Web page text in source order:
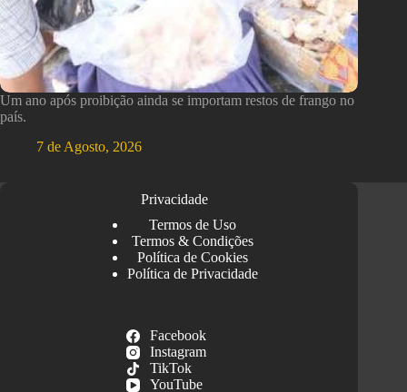
Um ano após proibição ainda se importam restos de frango no
país.
7 de Agosto, 2026
Privacidade
Termos de Uso
Termos & Condições
Política de Cookies
Política de Privacidade
Facebook
Instagram
TikTok
YouTube